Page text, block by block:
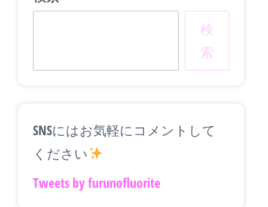
検
索
SNSにはお気軽にコメントして
ください
Tweets by furunofluorite